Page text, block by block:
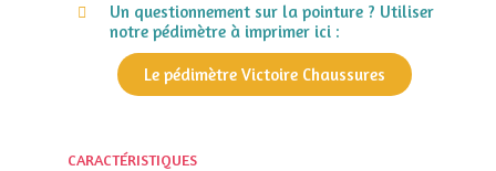
Un questionnement sur la pointure ? Utiliser
notre pédimètre à imprimer ici :
Le pédimètre Victoire Chaussures
CARACTÉRISTIQUES